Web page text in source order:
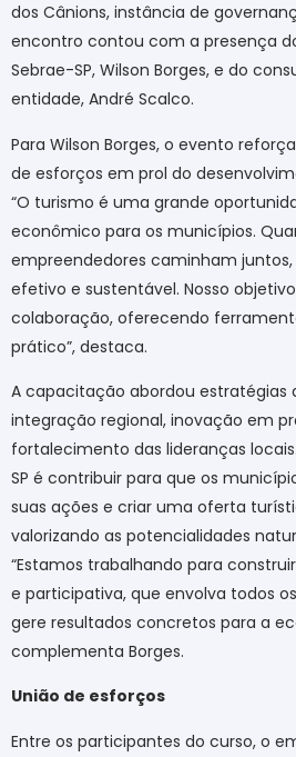
dos Cânions, instância de
encontro contou com a presença
Sebrae-SP, Wilson Borges, e do
entidade, André Scalco.
Para Wilson Borges, o evento
de esforços em prol do
“O turismo é uma grande
econômico para os municípios.
empreendedores caminham
efetivo e sustentável. Nosso
colaboração, oferecendo
prático”, destaca.
A capacitação abordou estratégias
integração regional, inovação em
fortalecimento das lideranças
SP é contribuir para que os
suas ações e criar uma oferta
valorizando as potencialidades
“Estamos trabalhando para
e participativa, que envolva todos
gere resultados concretos para a
complementa Borges.
União de esforços
Entre os participantes do curso, o